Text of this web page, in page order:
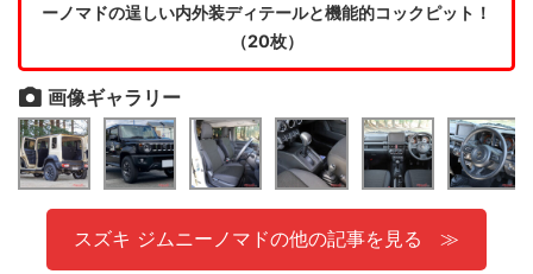
ーノマドの逞しい内外装ディテールと機能的コックピット！
（20枚）
画像ギャラリー
スズキ ジムニーノマドの他の記事を見る